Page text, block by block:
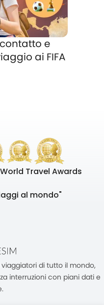
e
ai FIFA
Travel Awards
al mondo"
viaggiatori di tutto il mondo,
interruzioni con piani dati e